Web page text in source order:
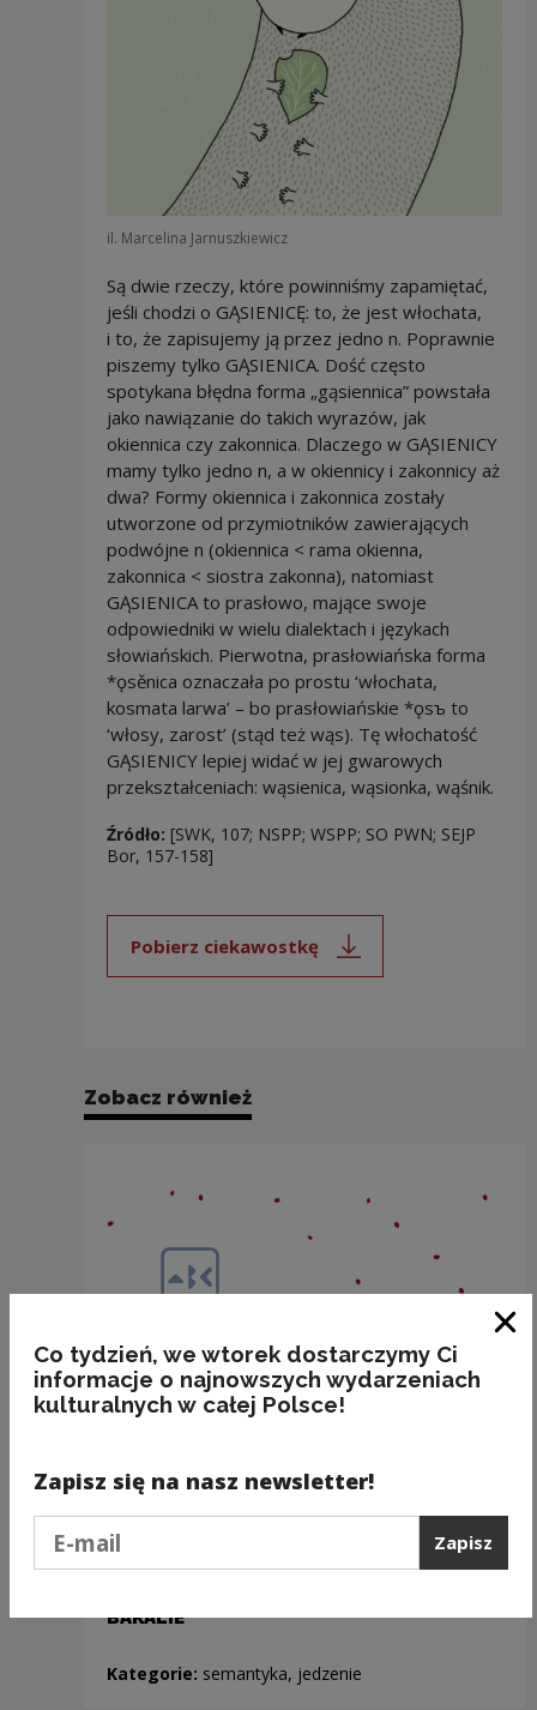
il. Marcelina Jarnuszkiewicz
Są dwie rzeczy, które powinniśmy zapamiętać,
jeśli chodzi o GĄSIENICĘ: to, że jest włochata,
i to, że zapisujemy ją przez jedno n. Poprawnie
piszemy tylko GĄSIENICA. Dość często
spotykana błędna forma „gąsiennica” powstała
jako nawiązanie do takich wyrazów, jak
okiennica czy zakonnica. Dlaczego w GĄSIENICY
mamy tylko jedno n, a w okiennicy i zakonnicy aż
dwa? Formy okiennica i zakonnica zostały
utworzone od przymiotników zawierających
podwójne n (okiennica < rama okienna,
zakonnica < siostra zakonna), natomiast
GĄSIENICA to prasłowo, mające swoje
odpowiedniki w wielu dialektach i językach
słowiańskich. Pierwotna, prasłowiańska forma
*ǫsěnica oznaczała po prostu ‘włochata,
kosmata larwa’ – bo prasłowiańskie *ǫsъ to
‘włosy, zarost’ (stąd też wąs). Tę włochatość
GĄSIENICY lepiej widać w jej gwarowych
przekształceniach: wąsienica, wąsionka, wąśnik.
Źródło: [SWK, 107; NSPP; WSPP; SO PWN; SEJP
Bor, 157-158]
Pobierz ciekawostkę
Uwaga, link zostanie otwarty
Zobacz również
BAKALIE
Kategorie: semantyka, jedzenie
Co tydzień, we wtorek dostarczymy Ci
informacje o najnowszych wydarzeniach
kulturalnych w całej Polsce!
Zapisz się na nasz newsletter!
Zapisz